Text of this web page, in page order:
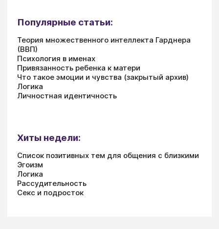
Популярные статьи:
Теория множественного интеллекта Гарднера
(ВВП)
Психология в именах
Привязанность ребенка к матери
Что такое эмоции и чувства (закрытый архив)
Логика
Личностная идентичность
Хиты недели:
Список позитивных тем для общения с близкими
Эгоизм
Логика
Рассудительность
Секс и подросток